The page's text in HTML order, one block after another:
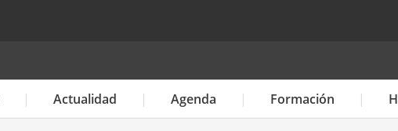
Actualidad Agenda Formación